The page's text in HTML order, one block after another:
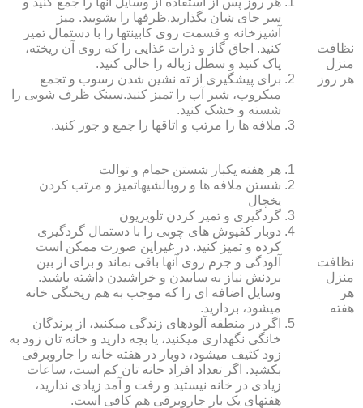
نظافت
منزل
هر روز
سر جای شان بگذارید.ظرف‏ها را بشویید. میز
آشپزخانه و قسمت روی کابینت‏ها را با دستمال تمیز
کنید. اجاق گاز و ذرات غذایی را که روی آن ریخته،
پاک کنید و سطل زباله را خالی کنید.
برای پیشگیری از ته نشین شدن رسوب و تجمع
میکروب، شیر آب را تمیز کنید.سینک ظرف شویی را
شسته و خشک کنید.
ملافه‏ ها را مرتب و اتاق‏ها را جمع و جور کنید.
نظافت
منزل
هر
هفته
هر هفته یکبار شستن حمام و توالت
شستن ملافه‏ ها و روبالشی‎هاتمیز و مرتب کردن
یخچال
گردگیری و تمیز کردن تلویزیون
دوبار کفپوش‏ های چوبی را با دستمال گردگیری
کرده و تمیز کنید. در غیراین صورت ممکن است
آلودگی و جرم روی آنها باقی بماند و برای از بین
بردنش نیاز به سابیدن و خراشیدن داشته باشید.
وسایل اضافه ای را که موجب به هم ریختگی خانه
می‏شود، بردارید.
اگر در منطقه آلوده‏ای زندگی می‏کنید، از پرندگان
خانگی نگهداری می‏کنید، یا بچه دارید و خانه‏ تان زود به
زود کثیف می‏شود، دوبار در هفته خانه را جاروبرقی
بکشید. اگر تعداد افراد خانه ‏تان کم است، ساعات
زیادی در خانه نیستید و رفت و آمد زیادی ندارید،
هفته‏ای یک بار جاروبرقی هم کافی است.